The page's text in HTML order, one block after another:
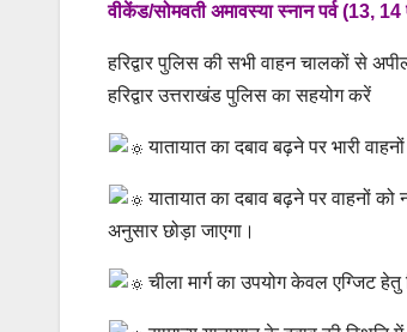
वीकेंड/सोमवती अमावस्या स्नान पर्व (13,
हरिद्वार पुलिस की सभी वाहन चालकों से
हरिद्वार उत्तराखंड पुलिस का सहयोग करें
यातायात का दबाव बढ़ने पर भारी वाहनों
यातायात का दबाव बढ़ने पर वाहनों को
अनुसार छोड़ा जाएगा।
चीला मार्ग का उपयोग केवल एग्जिट हेतु